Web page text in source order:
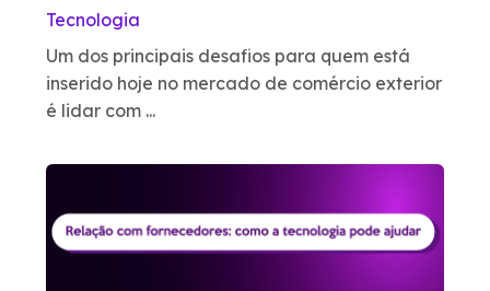
Tecnologia
Um dos principais desafios para quem está
inserido hoje no mercado de comércio exterior
é lidar com ...